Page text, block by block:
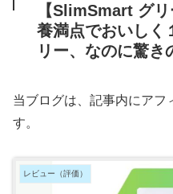
【SlimSmart グ
養満点でおいしく
リー、なのに驚き
当ブログは、記事内にアフ
す。
レビュー（評価）